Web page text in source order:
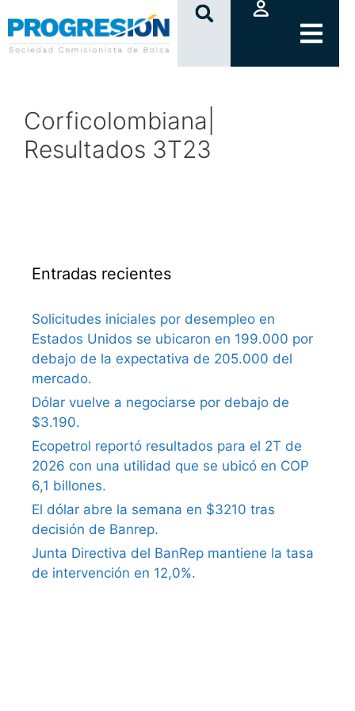
clic
Corficolombiana|
Resultados 3T23
Entradas recientes
Solicitudes iniciales por desempleo en
Estados Unidos se ubicaron en 199.000 por
debajo de la expectativa de 205.000 del
mercado.
Dólar vuelve a negociarse por debajo de
$3.190.
Ecopetrol reportó resultados para el 2T de
2026 con una utilidad que se ubicó en COP
6,1 billones.
El dólar abre la semana en $3210 tras
decisión de Banrep.
Junta Directiva del BanRep mantiene la tasa
de intervención en 12,0%.